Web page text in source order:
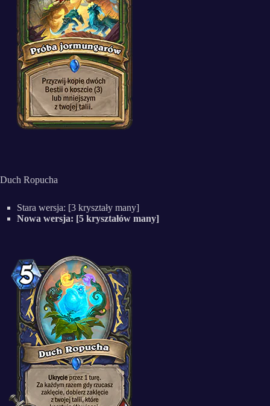
Duch Ropucha
Stara wersja: [3 kryształy many]
Nowa wersja: [5 kryształów many]